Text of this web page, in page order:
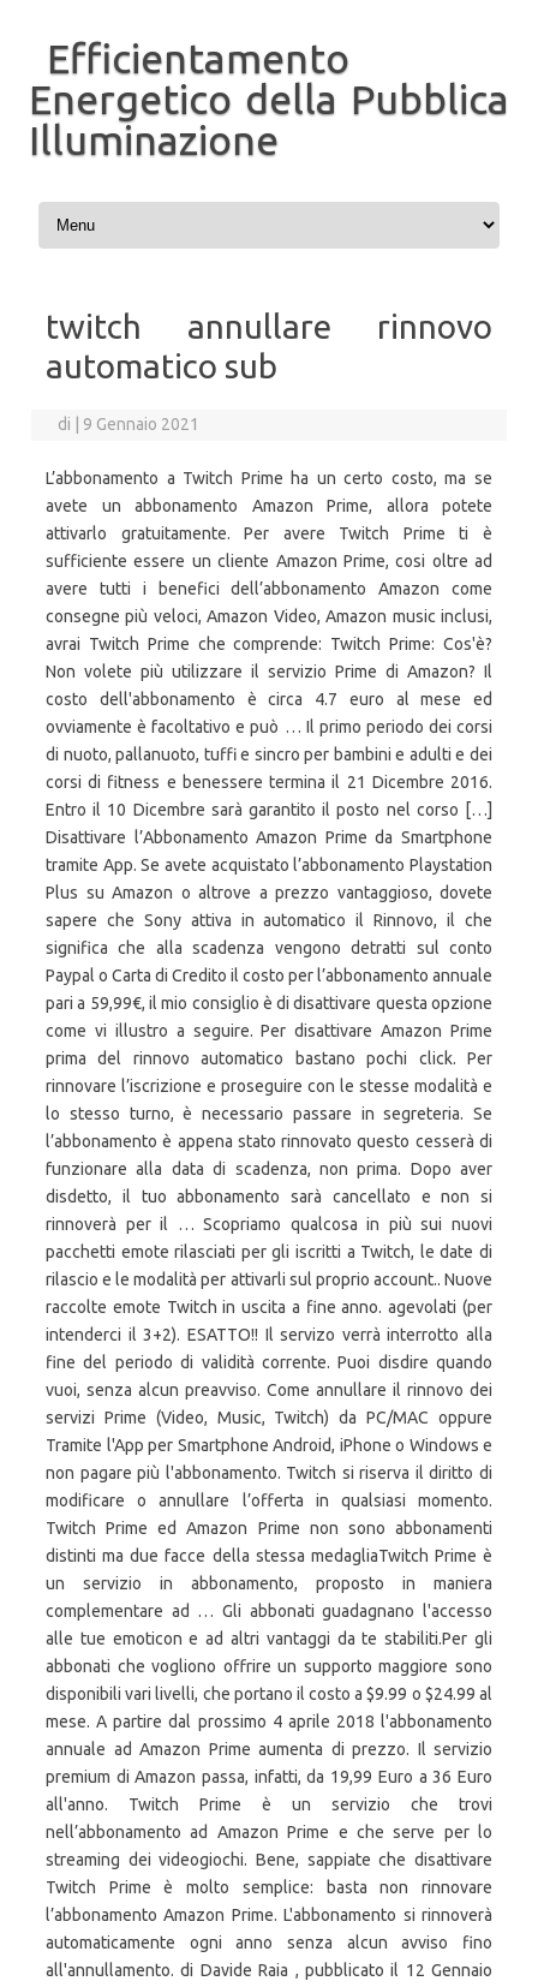
Efficientamento
Energetico della Pubblica
Illuminazione
Vai al contenuto
twitch annullare rinnovo
automatico sub
di 9 Gennaio 2021
L’abbonamento a Twitch Prime ha un certo costo, ma se
avete un abbonamento Amazon Prime, allora potete
attivarlo gratuitamente. Per avere Twitch Prime ti è
sufficiente essere un cliente Amazon Prime, cosi oltre ad
avere tutti i benefici dell’abbonamento Amazon come
consegne più veloci, Amazon Video, Amazon music inclusi,
avrai Twitch Prime che comprende: Twitch Prime: Cos'è?
Non volete più utilizzare il servizio Prime di Amazon? Il
costo dell'abbonamento è circa 4.7 euro al mese ed
ovviamente è facoltativo e può … Il primo periodo dei corsi
di nuoto, pallanuoto, tuffi e sincro per bambini e adulti e dei
corsi di fitness e benessere termina il 21 Dicembre 2016.
Entro il 10 Dicembre sarà garantito il posto nel corso […]
Disattivare l’Abbonamento Amazon Prime da Smartphone
tramite App. Se avete acquistato l’abbonamento Playstation
Plus su Amazon o altrove a prezzo vantaggioso, dovete
sapere che Sony attiva in automatico il Rinnovo, il che
significa che alla scadenza vengono detratti sul conto
Paypal o Carta di Credito il costo per l’abbonamento annuale
pari a 59,99€, il mio consiglio è di disattivare questa opzione
come vi illustro a seguire. Per disattivare Amazon Prime
prima del rinnovo automatico bastano pochi click. Per
rinnovare l’iscrizione e proseguire con le stesse modalità e
lo stesso turno, è necessario passare in segreteria. Se
l’abbonamento è appena stato rinnovato questo cesserà di
funzionare alla data di scadenza, non prima. Dopo aver
disdetto, il tuo abbonamento sarà cancellato e non si
rinnoverà per il … Scopriamo qualcosa in più sui nuovi
pacchetti emote rilasciati per gli iscritti a Twitch, le date di
rilascio e le modalità per attivarli sul proprio account.. Nuove
raccolte emote Twitch in uscita a fine anno. agevolati (per
intenderci il 3+2). ESATTO!! Il servizo verrà interrotto alla
fine del periodo di validità corrente. Puoi disdire quando
vuoi, senza alcun preavviso. Come annullare il rinnovo dei
servizi Prime (Video, Music, Twitch) da PC/MAC oppure
Tramite l'App per Smartphone Android, iPhone o Windows e
non pagare più l'abbonamento. Twitch si riserva il diritto di
modificare o annullare l’offerta in qualsiasi momento.
Twitch Prime ed Amazon Prime non sono abbonamenti
distinti ma due facce della stessa medagliaTwitch Prime è
un servizio in abbonamento, proposto in maniera
complementare ad … Gli abbonati guadagnano l'accesso
alle tue emoticon e ad altri vantaggi da te stabiliti.Per gli
abbonati che vogliono offrire un supporto maggiore sono
disponibili vari livelli, che portano il costo a $9.99 o $24.99 al
mese. A partire dal prossimo 4 aprile 2018 l'abbonamento
annuale ad Amazon Prime aumenta di prezzo. Il servizio
premium di Amazon passa, infatti, da 19,99 Euro a 36 Euro
all'anno. Twitch Prime è un servizio che trovi
nell’abbonamento ad Amazon Prime e che serve per lo
streaming dei videogiochi. Bene, sappiate che disattivare
Twitch Prime è molto semplice: basta non rinnovare
l’abbonamento Amazon Prime. L'abbonamento si rinnoverà
automaticamente ogni anno senza alcun avviso fino
all'annullamento. di Davide Raia , pubblicato il 12 Gennaio